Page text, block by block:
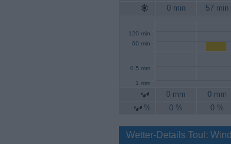
0 min 57 min
60 min
120 min
0.5 mm
1 mm
0 mm 0 mm
%
0 % 0 %
Wetter-Details Toul: Wind